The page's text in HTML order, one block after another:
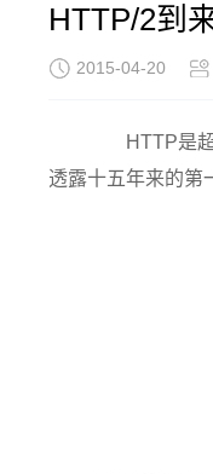
HTTP/2到
2015-04-20
HTTP是超
透露十五年来的